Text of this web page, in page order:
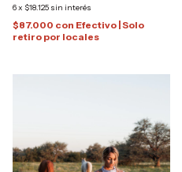
6x $18.125 sin interés
$87.000 con Efectivo | Solo
retiro por locales